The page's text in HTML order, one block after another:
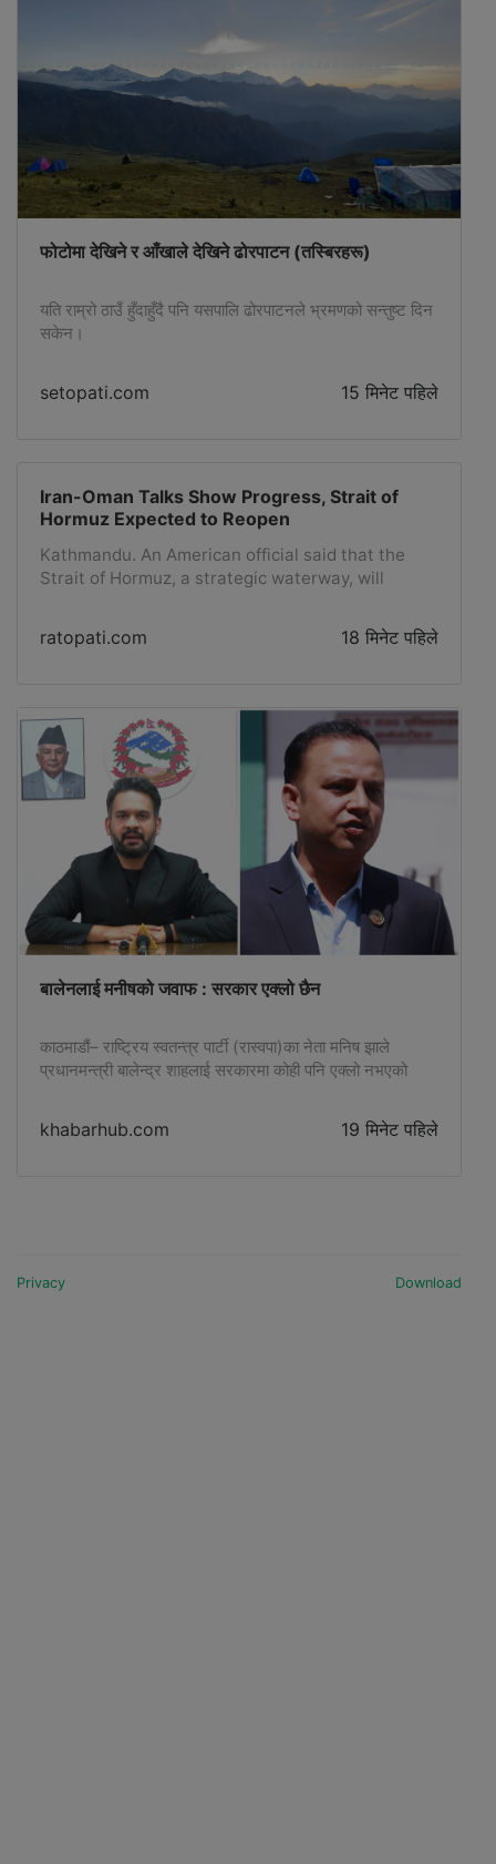
फोटोमा देखिने र आँखाले देखिने ढोरपाटन (तस्बिरहरू)
यति राम्रो ठाउँ हुँदाहुँदै पनि यसपालि ढोरपाटनले भ्रमणको सन्तुष्ट दिन
सकेन।
setopati.com 15 मिनेट पहिले
Iran-Oman Talks Show Progress, Strait of
Hormuz Expected to Reopen
Kathmandu. An American official said that the
Strait of Hormuz, a strategic waterway, will
positive progress being made. Reuters, quoting
the American official on condition of anonymity,
allow commercial oil transport to resume, and the
United States expects an agreement to be
reached soon. The official also stated that the
United States will lift sanctions on Iranian ports
once an agreement to restore commercial
transport is announced, Reuters reported. The
official emphasized that future steps will depend
on...
ratopati.com 18 मिनेट पहिले
बालेनलाई मनीषको जवाफ : सरकार एक्लो छैन
काठमाडौं– राष्ट्रिय स्वतन्त्र पार्टी (रास्वपा)का नेता मनिष झाले
प्रधानमन्त्री बालेन्द्र शाहलाई सरकारमा कोही पनि एक्लो नभएको
सांसदहरूले सरकारका कामकारबाहीबारे प्रश्न उठाएपछि प्रधानमन्त्री
शाहले मध्यरातमा सामाजिक सञ्जाल फेसबुकमार्फत आफू एक्लो भएको
khabarhub.com 19 मिनेट पहिले
Privacy Download